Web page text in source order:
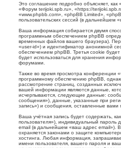
Это соглашение подробно объясняет,
«Форум terijoki.spb.ru», «https://
«www.phpbb.com», «phpBB Limited»,
пользовательских сессий (в дальнейшем
Ваша информация собирается двумя
программным обеспечением phpBB
временных файлов вашего браузера).
«user-id») и идентификатор анонимной
обеспечением phpBB. Третья cookie
будет использоваться для хранения
форумами.
Также во время просмотра конференции
программному обеспечению phpBB,
рассмотрение страниц, созданных
вашей информации являются данные,
исчерпываются, следующие данные:
сообщения»), данные, указанные при
запись») и сообщения, оставленные
Ваша учётная запись будет содержать,
пользователя»), индивидуальный
email (в дальнейшем «ваш адрес email»).
охраняется законами о защите
хостинга. Любая информация,
имени пользователя, вашего пароля и